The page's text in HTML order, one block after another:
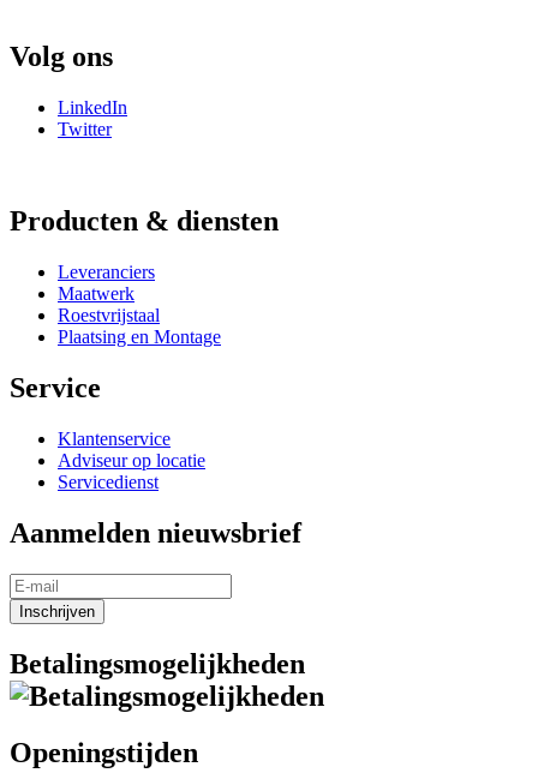
Volg ons
LinkedIn
Twitter
Producten & diensten
Leveranciers
Maatwerk
Roestvrijstaal
Plaatsing en Montage
Service
Klantenservice
Adviseur op locatie
Servicedienst
Aanmelden nieuwsbrief
Inschrijven
Betalingsmogelijkheden
Openingstijden